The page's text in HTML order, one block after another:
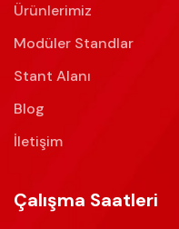
Ürünlerimiz
Modüler Standlar
Stant Alanı
Blog
İletişim
Çalışma Saatleri